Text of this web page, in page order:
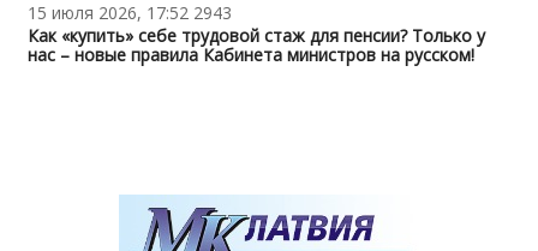
15 июля 2026, 17:52 2943
Как «купить» себе трудовой стаж для пенсии? Только у
нас – новые правила Кабинета министров на русском!